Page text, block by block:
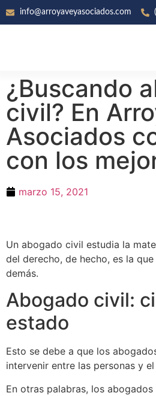
info@arroyaveyasociados.com
¿Buscando
civil? En
Asociados
con los
marzo 15, 2021
Un abogado civil estudia la
del derecho, de hecho, es la
demás.
Abogado civil:
estado
Esto se debe a que los
intervenir entre las personas y
En otras palabras, los